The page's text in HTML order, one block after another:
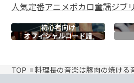
人気定番アニメボカロ童謡ジブリ
初心者向け
オフィシャルコード譜
TOP 料理長の音楽は豚肉の焼ける